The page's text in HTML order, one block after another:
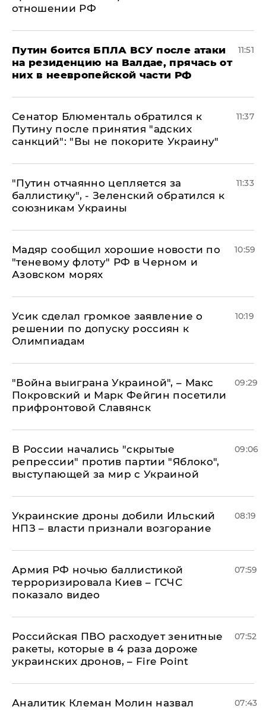
отношении РФ
Путин боится БПЛА ВСУ после атаки
на резиденцию на Валдае, прячась от
них в неевропейской части РФ
11:51
Сенатор Блюменталь обратился к
Путину после принятия "адских
санкций": "Вы не покорите Украину"
11:37
"Путин отчаянно цепляется за
баллистику", - Зеленский обратился к
союзникам Украины
11:33
Мадяр сообщил хорошие новости по
"теневому флоту" РФ в Черном и
Азовском морях
10:59
Усик сделал громкое заявление о
решении по допуску россиян к
Олимпиадам
10:19
"Война выиграна Украиной", – Макс
Покровский и Марк Фейгин посетили
прифронтовой Славянск
09:29
В России начались "скрытые
репрессии" против партии "Яблоко",
выступающей за мир с Украиной
09:06
Украинские дроны добили Ильский
НПЗ – власти признали возгорание
08:19
Армия РФ ночью баллистикой
терроризировала Киев – ГСЧС
показало видео
07:59
Российская ПВО расходует зенитные
ракеты, которые в 4 раза дороже
украинских дронов, – Fire Point
07:52
Аналитик Клеман Молин назвал
07:43